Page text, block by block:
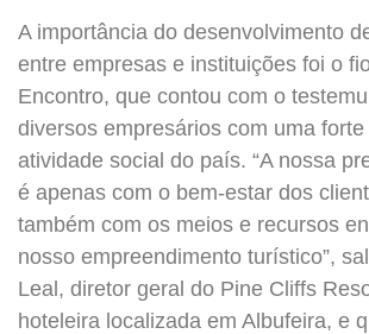
A importância do desenvolvimento
entre empresas e instituições foi o
Encontro, que contou com o
diversos empresários com uma
atividade social do país. “A nossa
é apenas com o bem-estar dos
também com os meios e recursos
nosso empreendimento turístico”,
Leal, diretor geral do Pine Cliffs
hoteleira localizada em Albufeira, e